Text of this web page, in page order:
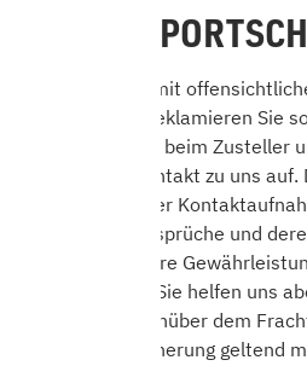
9.
Werden Waren mit
angeliefert, so reklamieren Sie
möglichst sofort beim Zusteller
unverzüglich Kontakt zu uns
Reklamation oder
gesetzlichen Ansprüche und
insbesondere Ihre
Konsequenzen. Sie helfen uns
Ansprüche gegenüber dem
Transportversicherung geltend